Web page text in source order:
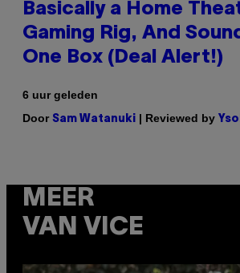
Basically a Home
Gaming Rig, And
One Box (Deal Alert!)
6 uur geleden
Door Sam Watanuki | Reviewed by
MEER
VAN VICE